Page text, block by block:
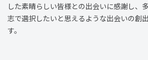
した素晴らしい皆様との出会いに感謝し、
志で選択したいと思えるような出会いの創
す。